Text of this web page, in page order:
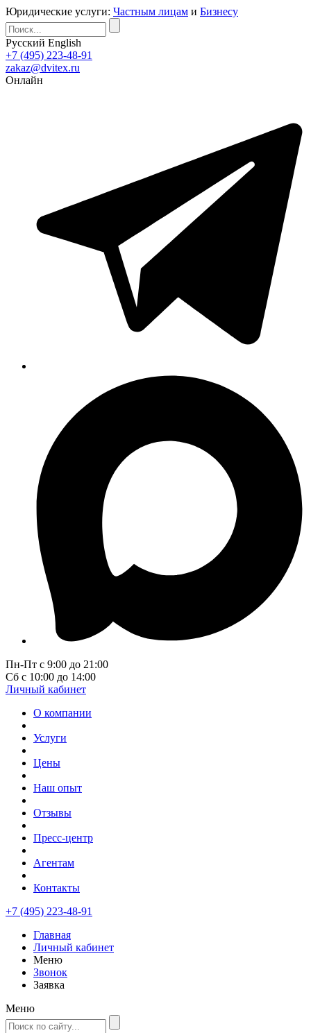
Юридические услуги: Частным лицам и Бизнесу
Русский English
+7 (495) 223-48-91
zakaz@dvitex.ru
Онлайн
Пн-Пт с 9:00 до 21:00
Сб с 10:00 до 14:00
Личный кабинет
О компании
Услуги
Цены
Наш опыт
Отзывы
Пресс-центр
Агентам
Контакты
+7 (495) 223-48-91
Главная
Личный кабинет
Меню
Звонок
Заявка
Меню